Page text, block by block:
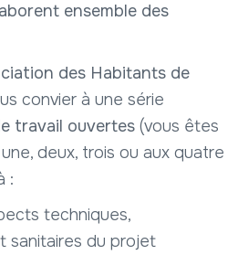
ensemble des
des Habitants de
convier à une série
travail ouvertes (vous êtes
deux, trois ou aux quatre
:
techniques,
sanitaires du projet